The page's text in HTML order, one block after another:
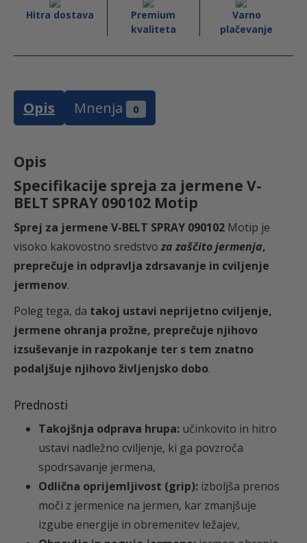
i
l
a
:
,
9
€
:
7
,
0
€
0
0
0
2
M
o
t
i
p
o
l
i
č
n
Hitra dostava
Premium
kvaliteta
Varno
plačevanje
Opis Mnenja 0
Opis
Specifikacije spreja za jermene V-
BELT SPRAY 090102 Motip
Sprej za jermene V-BELT SPRAY 090102 Motip je
visoko kakovostno sredstvo za zaščito jermenja,
preprečuje in odpravlja zdrsavanje in cviljenje
jermenov.
Poleg tega, da takoj ustavi neprijetno cviljenje,
jermene ohranja prožne, preprečuje njihovo
izsuševanje in razpokanje ter s tem znatno
podaljšuje njihovo življenjsko dobo.
Prednosti
Takojšnja odprava hrupa: učinkovito in hitro
ustavi nadležno cviljenje, ki ga povzroča
spodrsavanje jermena,
Odlična oprijemljivost (grip): izboljša prenos
moči z jermenice na jermen, kar zmanjšuje
izgube energije in obremenitev ležajev,